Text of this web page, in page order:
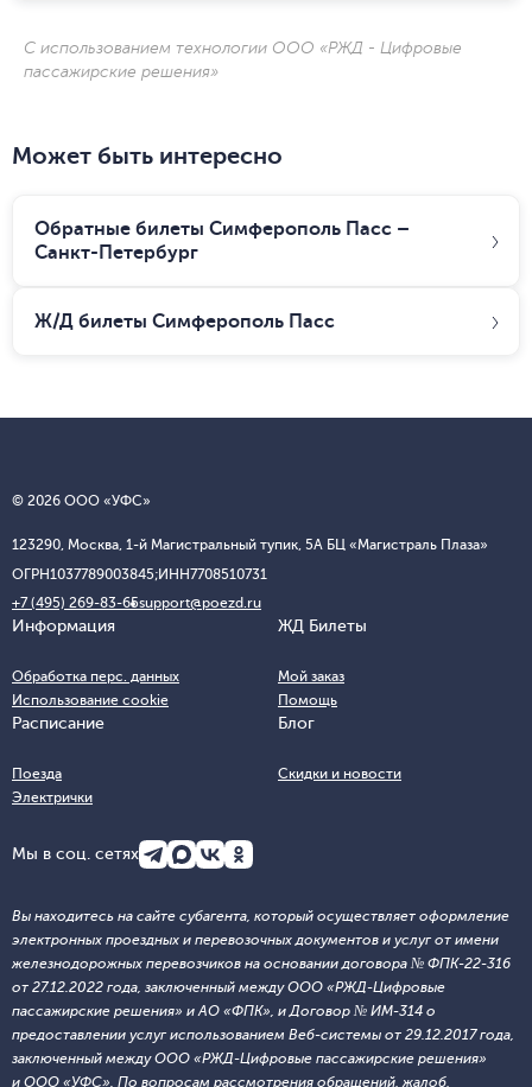
С использованием технологии ООО «РЖД - Цифровые
пассажирские решения»
Может быть интересно
Обратные билеты Симферополь Пасс –
Санкт-Петербург
Ж/Д билеты Симферополь Пасс
© 2026 ООО «УФС»
123290, Москва, 1-й Магистральный тупик, 5А БЦ «Магистраль Плаза»
ОГРН1037789003845;ИНН7708510731
+7 (495) 269-83-65support@poezd.ru
Информация
Обработка перс. данных
Использование cookie
ЖД Билеты
Мой заказ
Помощь
Расписание
Поезда
Электрички
Блог
Скидки и новости
Мы в соц. сетях
Вы находитесь на сайте субагента, который осуществляет оформление
электронных проездных и перевозочных документов и услуг от имени
железнодорожных перевозчиков на основании договора № ФПК-22-316
от 27.12.2022 года, заключенный между ООО «РЖД-Цифровые
пассажирские решения» и АО «ФПК», и Договор № ИМ-314 о
предоставлении услуг использованием Веб-системы от 29.12.2017 года,
заключенный между ООО «РЖД-Цифровые пассажирские решения»
и ООО «УФС». По вопросам рассмотрения обращений, жалоб,